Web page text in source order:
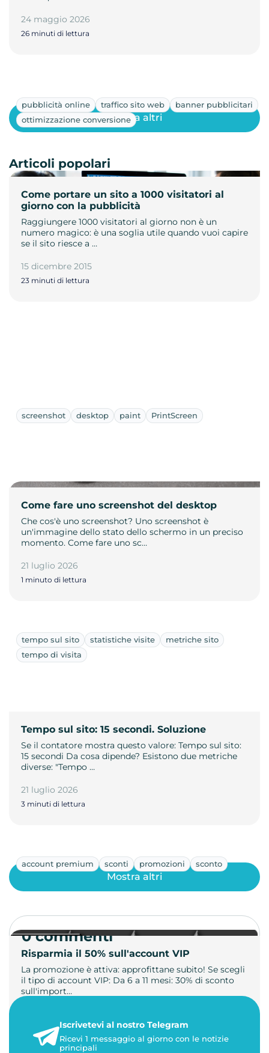
24 maggio 2026
26 minuti di lettura
pubblicità online traffico sito web
banner pubblicitari
ottimizzazione conversione
Come portare un sito a 1000 visitatori al
giorno con la pubblicità
Raggiungere 1000 visitatori al giorno non è un
numero magico: è una soglia utile quando vuoi capire
se il sito riesce a …
15 dicembre 2015
23 minuti di lettura
Mostra altri
Articoli popolari
screenshot desktop paint PrintScreen
Come fare uno screenshot del desktop
Che cos'è uno screenshot? Uno screenshot è
un'immagine dello stato dello schermo in un preciso
momento. Come fare uno sc…
21 luglio 2026
1 minuto di lettura
tempo sul sito statistiche visite
metriche sito
tempo di visita
Tempo sul sito: 15 secondi. Soluzione
Se il contatore mostra questo valore: Tempo sul sito:
15 secondi Da cosa dipende? Esistono due metriche
diverse: "Tempo …
21 luglio 2026
3 minuti di lettura
account premium sconti promozioni sconto
Risparmia il 50% sull'account VIP
La promozione è attiva: approfittane subito! Se scegli
il tipo di account VIP: Da 6 a 11 mesi: 30% di sconto
sull'import…
1 minuto di lettura
Mostra altri
0 commenti
Iscrivetevi al nostro Telegram
Ricevi 1 messaggio al giorno con le notizie
principali